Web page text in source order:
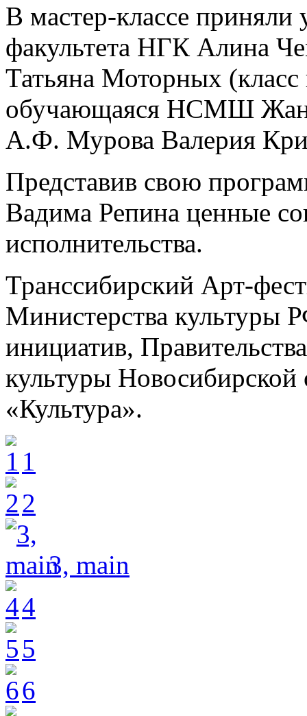
В мастер-классе приняли
факультета НГК Алина
Татьяна Моторных
обучающаяся НСМШ
А.Ф. Мурова Валерия
Представив свою
Вадима Репина ценные
исполнительства.
Транссибирский Арт-
Министерства культуры
инициатив,
культуры Новосибирской
«Культура».
1
2
3, main
4
5
6